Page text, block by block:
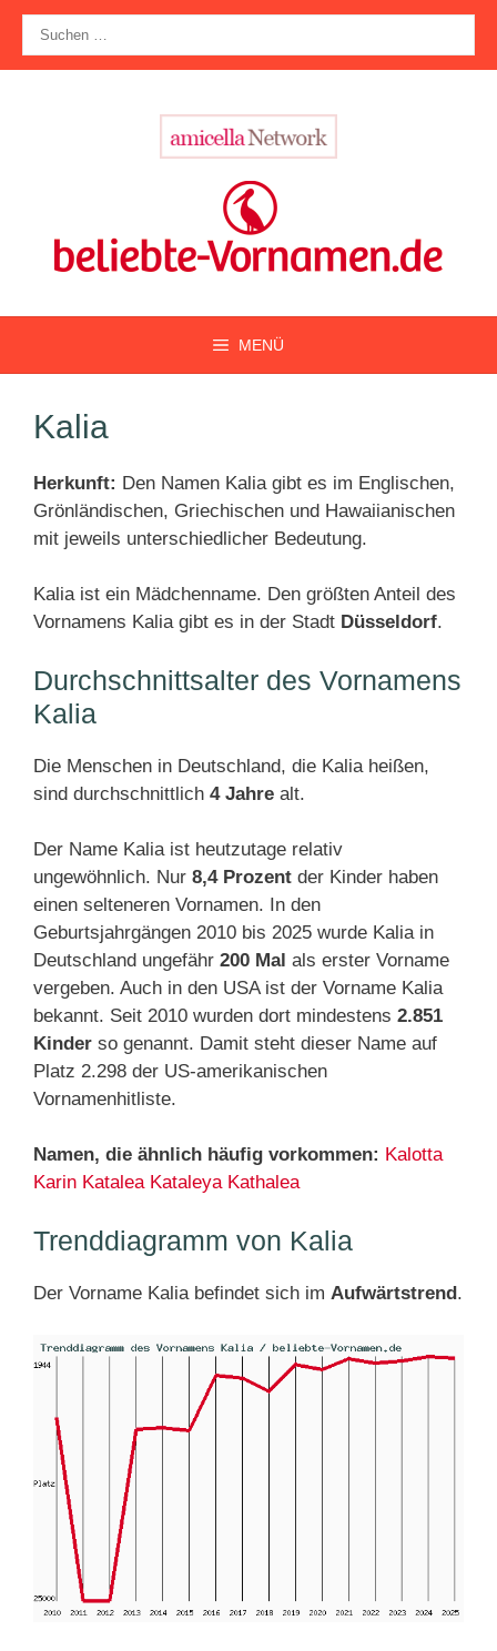
Zum
Inhalt
springen
nach:
MENÜ
Kalia
Herkunft: Den Namen Kalia gibt es im Englischen,
Grönländischen, Griechischen und Hawaiianischen
mit jeweils unterschiedlicher Bedeutung.
Kalia ist ein Mädchenname. Den größten Anteil des
Vornamens Kalia gibt es in der Stadt Düsseldorf.
Durchschnittsalter des Vornamens
Kalia
Die Menschen in Deutschland, die Kalia heißen,
sind durchschnittlich 4 Jahre alt.
Der Name Kalia ist heutzutage relativ
ungewöhnlich. Nur 8,4 Prozent der Kinder haben
einen selteneren Vornamen. In den
Geburtsjahrgängen 2010 bis 2025 wurde Kalia in
Deutschland ungefähr 200 Mal als erster Vorname
vergeben. Auch in den USA ist der Vorname Kalia
bekannt. Seit 2010 wurden dort mindestens 2.851
Kinder so genannt. Damit steht dieser Name auf
Platz 2.298 der US-amerikanischen
Vornamenhitliste.
Namen, die ähnlich häufig vorkommen: Kalotta
Karin Katalea Kataleya Kathalea
Trenddiagramm von Kalia
Der Vorname Kalia befindet sich im Aufwärtstrend.